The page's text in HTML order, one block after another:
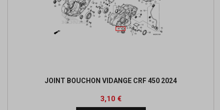
JOINT BOUCHON VIDANGE CRF 450 2024
Prix
3,10 €